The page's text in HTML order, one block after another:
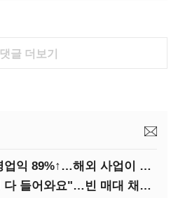
댓글 더보기
롯데웰푸드, 2분기 영업익 89%↑…해외 사업이 실적 견인
(현장+)"12일엔 물건 다 들어와요"…빈 매대 채우며 문 연 홈플러스